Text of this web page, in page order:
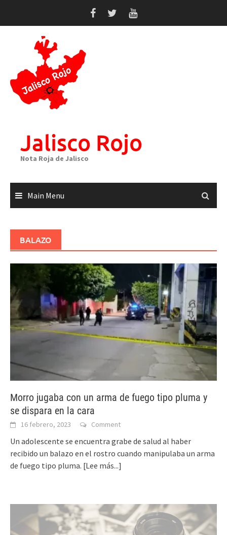
Jalisco Rojo
Nota Roja de Jalisco
Main Menu
BALAZO
Morro jugaba con un arma de fuego tipo pluma y
se dispara en la cara
16 febrero, 2023 Comment
Un adolescente se encuentra grabe de salud al haber
recibido un balazo en el rostro cuando manipulaba un arma
de fuego tipo pluma. [Lee más...]